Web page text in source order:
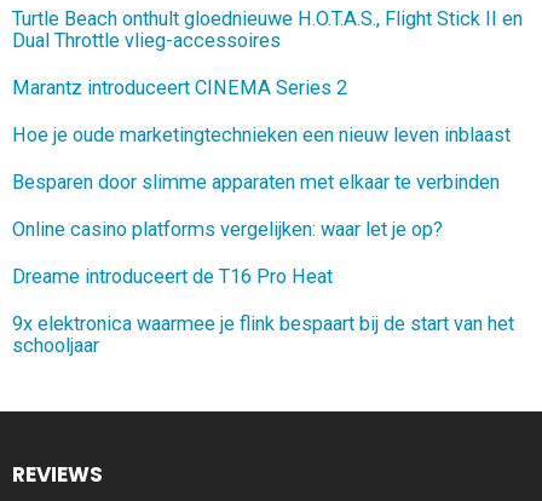
Turtle Beach onthult gloednieuwe H.O.T.A.S., Flight Stick II en
Dual Throttle vlieg-accessoires
Marantz introduceert CINEMA Series 2
Hoe je oude marketingtechnieken een nieuw leven inblaast
Besparen door slimme apparaten met elkaar te verbinden
Online casino platforms vergelijken: waar let je op?
Dreame introduceert de T16 Pro Heat
9x elektronica waarmee je flink bespaart bij de start van het
schooljaar
REVIEWS